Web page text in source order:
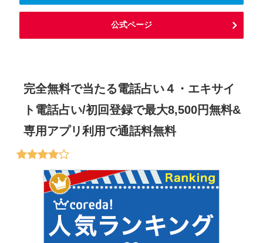
公式ページ
完全無料で当たる電話占い４・エキサイ
ト電話占い/初回登録で最大8,500円無料&
専用アプリ利用で通話料無料